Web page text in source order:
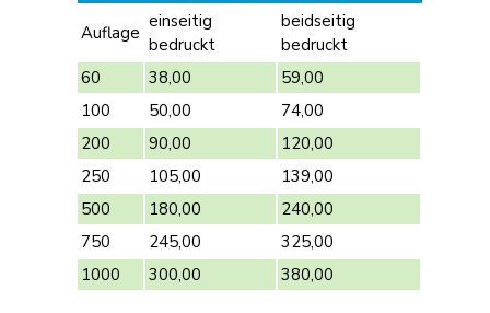
Auflage
einseitig
bedruckt
beidseitig
bedruckt
60
38,00
59,00
100
50,00
74,00
200
90,00
120,00
250
105,00
139,00
500
180,00
240,00
750
245,00
325,00
1000
300,00 380,00